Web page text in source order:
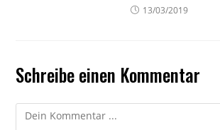
13/03/2019
Schreibe einen Kommentar